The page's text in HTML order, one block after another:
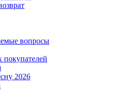
вопросы
покупателей
2026